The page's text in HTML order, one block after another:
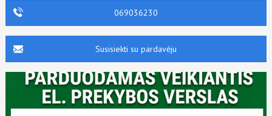
069036230
Susisiekti su pardavėju